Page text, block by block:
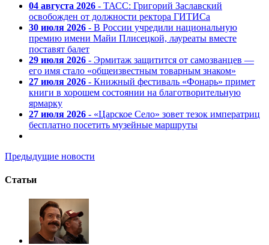
04 августа 2026 - ТАСС: Григорий Заславский
освобожден от должности ректора ГИТИСа
30 июля 2026 - В России учредили национальную
премию имени Майи Плисецкой, лауреаты вместе
поставят балет
29 июля 2026 - Эрмитаж защитится от самозванцев —
его имя стало «общеизвестным товарным знаком»
27 июля 2026 - Книжный фестиваль «Фонарь» примет
книги в хорошем состоянии на благотворительную
ярмарку
27 июля 2026 - «Царское Село» зовет тезок императриц
бесплатно посетить музейные маршруты
Предыдущие новости
Статьи